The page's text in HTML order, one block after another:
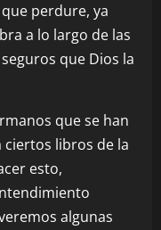
perdure, ya
a lo largo de las
que Dios la
que se han
ciertos libros de la
esto,
algunas